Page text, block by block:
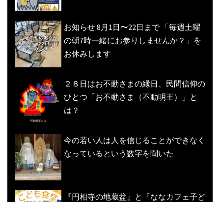
お知らせ 8月1日〜22日まで 「毎週土曜
の朝7時一緒にお参りしませんか？」を
お休みします
２８日はお不動さまの縁日、民間信仰の
ひとつ「お不動さま（不動明王）」と
は？
今の若い人は人を信じることができなく
なっているという数字を聞いた
『円相寺の地蔵盆』と『ななカフェ子ど